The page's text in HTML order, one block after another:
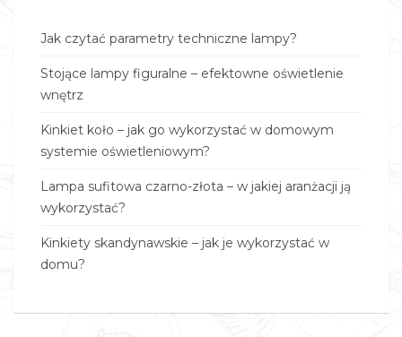
Jak czytać parametry techniczne lampy?
Stojące lampy figuralne – efektowne oświetlenie
wnętrz
Kinkiet koło – jak go wykorzystać w domowym
systemie oświetleniowym?
Lampa sufitowa czarno-złota – w jakiej aranżacji ją
wykorzystać?
Kinkiety skandynawskie – jak je wykorzystać w
domu?